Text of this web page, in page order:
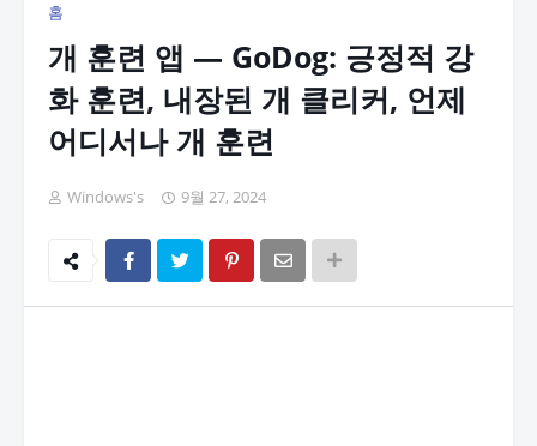
홈
개 훈련 앱 — GoDog: 긍정적 강
화 훈련, 내장된 개 클리커, 언제
어디서나 개 훈련
Windows's 9월 27, 2024